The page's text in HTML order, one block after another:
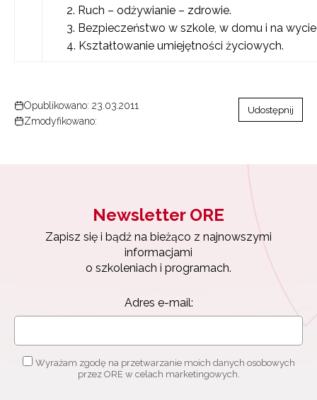
Ruch – odżywianie – zdrowie.
Bezpieczeństwo w szkole, w domu i na
Kształtowanie umiejętności życiowych.
Opublikowano: 23.03.2011
Zmodyfikowano:
Udostępnij
Newsletter ORE
Zapisz się i bądź na bieżąco z najnowszymi
informacjami
o szkoleniach i programach.
Adres e-mail:
Wyrażam zgodę na przetwarzanie moich danych osobowych
przez ORE w celach marketingowych.